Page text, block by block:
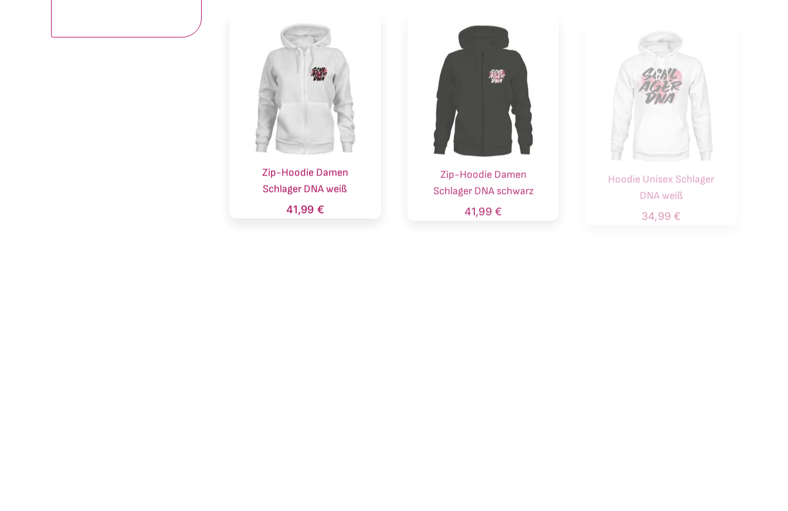
Zip-Hoodie Damen
Schlager DNA weiß
41,99 €
Zip-Hoodie Damen
Schlager DNA schwarz
41,99€